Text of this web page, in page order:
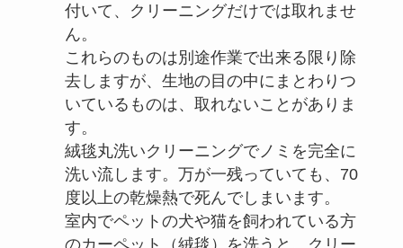
付いて、クリーニングだけでは取れませ
ん。
これらのものは別途作業で出来る限り除
去しますが、生地の目の中にまとわりつ
いているものは、取れないことがありま
す。
絨毯丸洗いクリーニングでノミを完全に
洗い流します。万が一残っていても、70
度以上の乾燥熱で死んでしまいます。
室内でペットの犬や猫を飼われている方